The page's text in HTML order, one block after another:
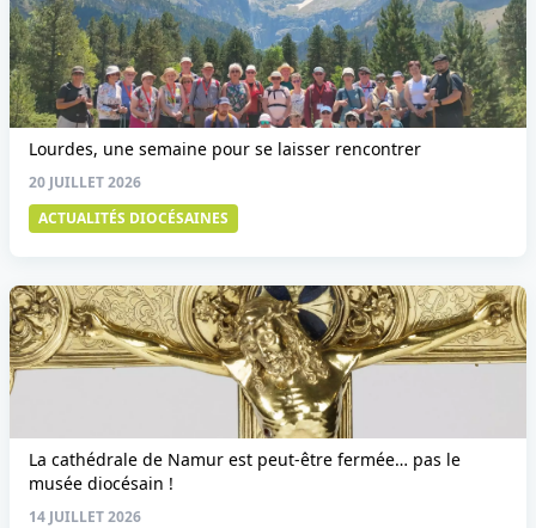
Lourdes, une semaine pour se laisser rencontrer
20 JUILLET 2026
ACTUALITÉS DIOCÉSAINES
La cathédrale de Namur est peut-être fermée… pas le
musée diocésain !
14 JUILLET 2026